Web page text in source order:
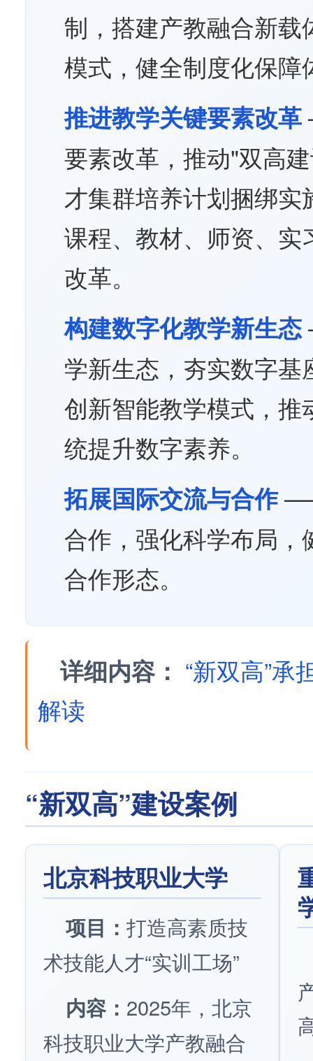
制，搭建产教融合新
模式，健全制度化保障
推进教学关键要素改革
要素改革，推动"双高
才集群培养计划捆绑
课程、教材、师资、
改革。
构建数字化教学新生态
学新生态，夯实数字
创新智能教学模式，
统提升数字素养。
拓展国际交流与合作
合作，强化科学布局
合作形态。
详细内容： “新双高”承
解读
“新双高”建设案例
北京科技职业大学
项目： 打造高素质技
术技能人才“实训工场”
内容： 2025年，北京
科技职业大学产教融合